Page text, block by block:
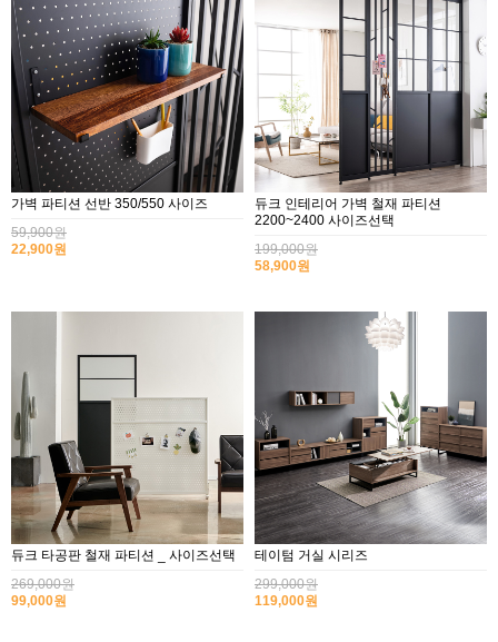
가벽 파티션 선반 350/550 사이즈
59,900원
22,900원
듀크 인테리어 가벽 철재 파티션
2200~2400 사이즈선택
199,000원
58,900원
듀크 타공판 철재 파티션 _ 사이즈선택
269,000원
99,000원
테이텀 거실 시리즈
299,000원
119,000원